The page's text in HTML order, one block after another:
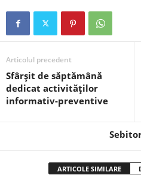
Articolul precedent
Sfârșit de săptămână
dedicat activităților
informativ-preventive
ARTICOLE SIMILARE